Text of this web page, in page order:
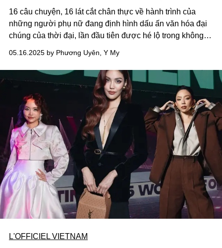
16 câu chuyện, 16 lát cắt chân thực về hành trình của
những người phụ nữ đang định hình dấu ấn văn hóa đại
chúng của thời đại, lần đầu tiên được hé lộ trong không
L’OFFICIEL điểm lại những chia sẻ đầy cảm xúc từ các
The Living Mark– những người phụ nữ đang kiến tạo dấu
ấn sâu đậm lên văn hóa đương đại.
05.16.2025 by Phương Uyên, Y My
L'OFFICIEL VIETNAM